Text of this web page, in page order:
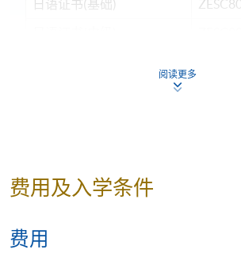
日语证书(基础)
地点： 九龙东分校，九龙湾宏开道
阅读更多
费用及入学条件
费用